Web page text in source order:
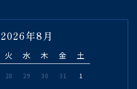
2026年8月
火 水 木 金 土
28 29 30 31 1